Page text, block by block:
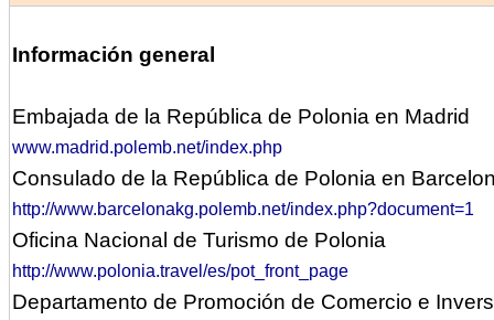
Información general
Embajada de la República de Polonia en Madrid
www.madrid.polemb.net/index.php
Consulado de la República de Polonia en
http://www.barcelonakg.polemb.net/index.php?document=1
Oficina Nacional de Turismo de Polonia
http://www.polonia.travel/es/pot_front_page
Departamento de Promoción de Comercio e